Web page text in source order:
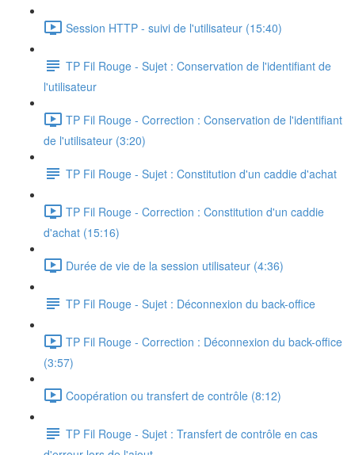
Session HTTP - suivi de l'utilisateur (15:40)
TP Fil Rouge - Sujet : Conservation de l'identifiant de
l'utilisateur
TP Fil Rouge - Correction : Conservation de l'identifiant
de l'utilisateur (3:20)
TP Fil Rouge - Sujet : Constitution d'un caddie d'achat
TP Fil Rouge - Correction : Constitution d'un caddie
d'achat (15:16)
Durée de vie de la session utilisateur (4:36)
TP Fil Rouge - Sujet : Déconnexion du back-office
TP Fil Rouge - Correction : Déconnexion du back-office
(3:57)
Coopération ou transfert de contrôle (8:12)
TP Fil Rouge - Sujet : Transfert de contrôle en cas